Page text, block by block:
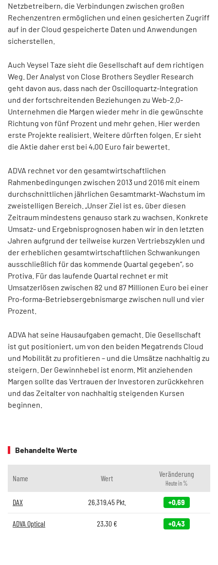
Netzbetreibern, die Verbindungen zwischen großen
Rechenzentren ermöglichen und einen gesicherten Zugriff
auf in der Cloud gespeicherte Daten und Anwendungen
sicherstellen.
Auch Veysel Taze sieht die Gesellschaft auf dem richtigen
Weg. Der Analyst von Close Brothers Seydler Research
geht davon aus, dass nach der Oscilloquartz-Integration
und der fortschreitenden Beziehungen zu Web-2.0-
Unternehmen die Margen wieder mehr in die gewünschte
Richtung von fünf Prozent und mehr gehen. Hier werden
erste Projekte realisiert. Weitere dürften folgen. Er sieht
die Aktie daher erst bei 4,00 Euro fair bewertet.
ADVA rechnet vor den gesamtwirtschaftlichen
Rahmenbedingungen zwischen 2013 und 2016 mit einem
durchschnittlichen jährlichen Gesamtmarkt-Wachstum im
zweistelligen Bereich. „Unser Ziel ist es, über diesen
Zeitraum mindestens genauso stark zu wachsen. Konkrete
Umsatz- und Ergebnisprognosen haben wir in den letzten
Jahren aufgrund der teilweise kurzen Vertriebszyklen und
der erheblichen gesamtwirtschaftlichen Schwankungen
ausschließlich für das kommende Quartal gegeben“, so
Protiva. Für das laufende Quartal rechnet er mit
Umsatzerlösen zwischen 82 und 87 Millionen Euro bei einer
Pro-forma-Betriebsergebnismarge zwischen null und vier
Prozent.
ADVA hat seine Hausaufgaben gemacht. Die Gesellschaft
ist gut positioniert, um von den beiden Mega­trends Cloud
und Mobilität zu profitieren – und die Umsätze nachhaltig zu
steigern. Der Gewinnhebel ist enorm. Mit anziehenden
Margen sollte das Vertrauen der Investoren zurückkehren
und das Zeitalter von nachhaltig steigenden Kursen
beginnen.
Behandelte Werte
Name Wert Veränderung
Heute in %
DAX 26.319,45Pkt. +0,69
ADVA Optical 23,30€ +0,43